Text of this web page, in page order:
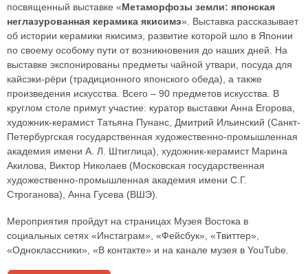
посвященный выставке «Метаморфозы земли: японская
неглазурованная керамика якисимэ». Выставка рассказывает
об истории керамики якисимэ, развитие которой шло в Японии
по своему особому пути от возникновения до наших дней. На
выставке экспонированы предметы чайной утвари, посуда для
кайсэки-рёри (традиционного японского обеда), а также
произведения искусства. Всего – 90 предметов искусства. В
круглом столе примут участие: куратор выставки Анна Егорова,
художник-керамист Татьяна Пунанс, Дмитрий Ильинский (Санкт-
Петербургская государственная художественно-промышленная
академия имени А. Л. Штиглица), художник-керамист Марина
Акилова, Виктор Николаев (Московская государственная
художественно-промышленная академия имени С.Г.
Строганова), Анна Гусева (ВШЭ).
Мероприятия пройдут на страницах Музея Востока в
социальных сетях «Инстаграм», «Фейсбук», «Твиттер»,
«Одноклассники», «В контакте» и на канале музея в YouTube.